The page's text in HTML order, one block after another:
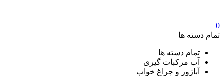
0
تمام دسته ها
تمام دسته ها
آب مرکبات گیری
آباژور و چراغ خواب